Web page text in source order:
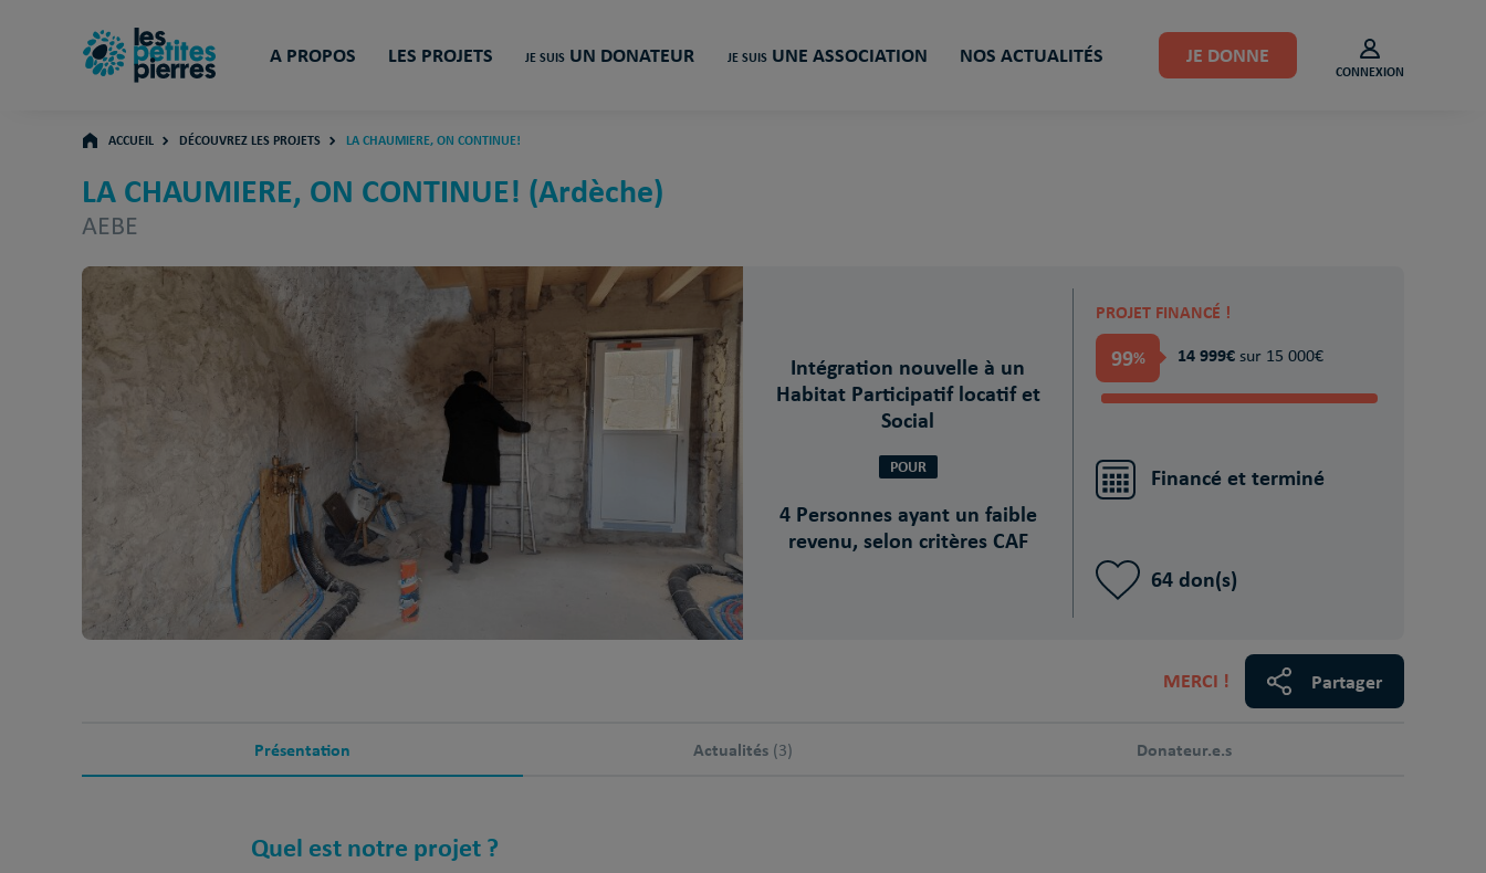
A PROPOS LES PROJETS JE SUIS UN DONATEUR JE SUIS UNE ASSOCIATION NOS ACTUALITÉS JE DONNE
CONNEXION
ACCUEIL DÉCOUVREZ LES PROJETS LA CHAUMIERE, ON CONTINUE!
LA CHAUMIERE, ON CONTINUE! (Ardèche)
AEBE
Intégration nouvelle à un
Habitat Participatif locatif et
Social
POUR
4 Personnes ayant un faible
revenu, selon critères CAF
PROJET FINANCÉ !
99% 14 999€ sur 15 000€
Financé et terminé
64 don(s)
MERCI ! Partager
Présentation Actualités (3) Donateur.e.s
Quel est notre projet ?